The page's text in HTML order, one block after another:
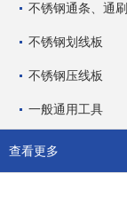
不锈钢通条、通刷
不锈钢划线板
不锈钢压线板
一般通用工具
查看更多